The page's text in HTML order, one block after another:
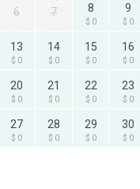
6 7 8
$ 0
9
$ 0
13
$ 0
14
$ 0
15
$ 0
16
$ 0
20
$ 0
21
$ 0
22
$ 0
23
$ 0
27
$ 0
28
$ 0
29
$ 0
30
$ 0